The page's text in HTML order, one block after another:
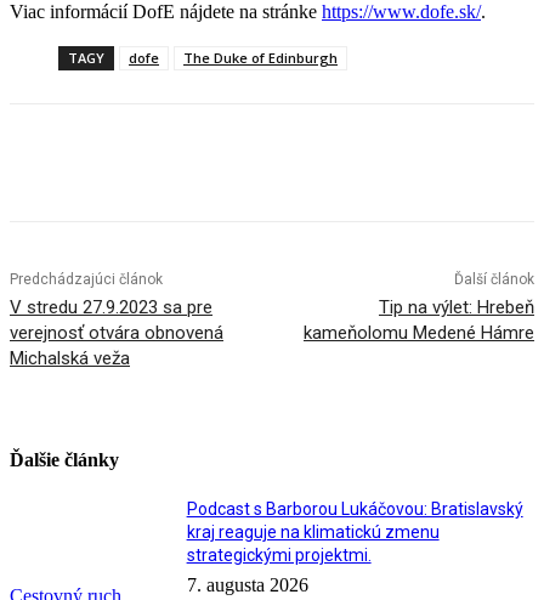
Viac informácií DofE nájdete na stránke https://www.dofe.sk/.
TAGY dofe The Duke of Edinburgh
Predchádzajúci článok
V stredu 27.9.2023 sa pre
verejnosť otvára obnovená
Michalská veža
Ďalší článok
Tip na výlet: Hrebeň
kameňolomu Medené Hámre
Ďalšie články
Podcast s Barborou Lukáčovou: Bratislavský
kraj reaguje na klimatickú zmenu
strategickými projektmi.
7. augusta 2026